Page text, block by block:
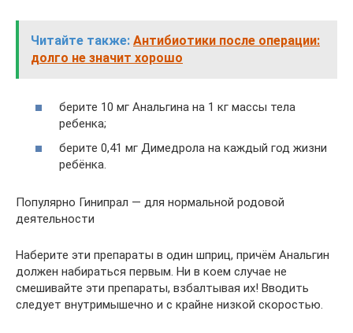
Читайте также: Антибиотики после операции:
долго не значит хорошо
берите 10 мг Анальгина на 1 кг массы тела
ребенка;
берите 0,41 мг Димедрола на каждый год жизни
ребёнка.
Популярно Гинипрал — для нормальной родовой
деятельности
Наберите эти препараты в один шприц, причём Анальгин
должен набираться первым. Ни в коем случае не
смешивайте эти препараты, взбалтывая их! Вводить
следует внутримышечно и с крайне низкой скоростью.